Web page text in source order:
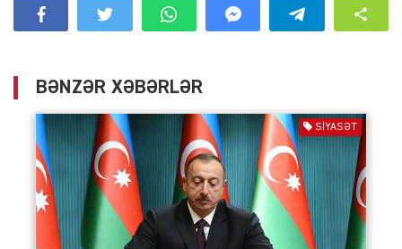
BƏNZƏR XƏBƏRLƏR
SIYASƏT